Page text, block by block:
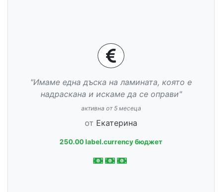
"Имаме една дъска на ламината, която е
надраскана и искаме да се оправи"
активна от 5 месеца
от Екатерина
250.00 label.currency бюджет